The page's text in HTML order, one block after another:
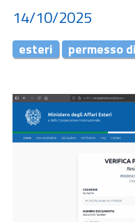
14/10/2025
esteri permesso